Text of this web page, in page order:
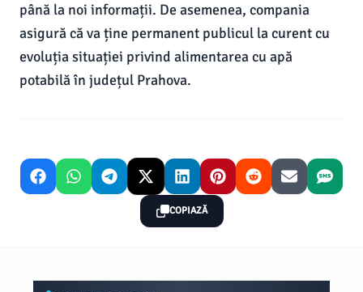
până la noi informații. De asemenea, compania
asigură că va ține permanent publicul la curent cu
evoluția situației privind alimentarea cu apă
potabilă în județul Prahova.
COPIAZĂ